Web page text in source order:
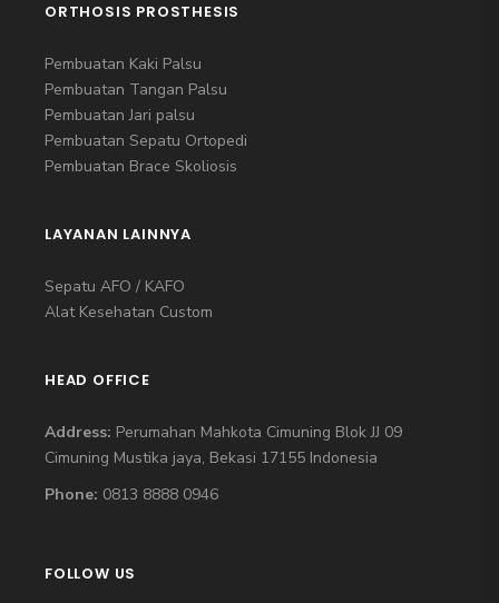
ORTHOSIS PROSTHESIS
Pembuatan Kaki Palsu
Pembuatan Tangan Palsu
Pembuatan Jari palsu
Pembuatan Sepatu Ortopedi
Pembuatan Brace Skoliosis
LAYANAN LAINNYA
Sepatu AFO / KAFO
Alat Kesehatan Custom
HEAD OFFICE
Address: Perumahan Mahkota Cimuning Blok JJ 09
Cimuning Mustika jaya, Bekasi 17155 Indonesia
Phone: 0813 8888 0946
FOLLOW US